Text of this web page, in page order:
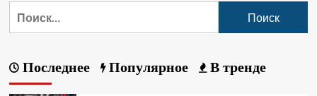
Последнее Популярное В тренде